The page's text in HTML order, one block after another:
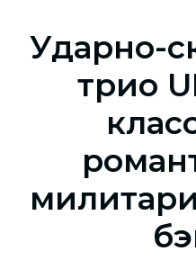
Ударно-
трио
СОБЫТИЯ
ПАРТНЕРЫ
Политика и соглашение
данных